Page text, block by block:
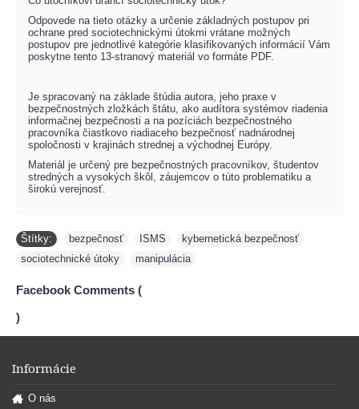
Odpovede na tieto otázky a určenie základných postupov pri
ochrane pred sociotechnickými útokmi vrátane možných
postupov pre jednotlivé kategórie klasifikovaných informácií Vám
poskytne tento 13-stranový materiál vo formáte PDF.
Je spracovaný na základe štúdia autora, jeho praxe v
bezpečnostných zložkách štátu, ako audítora systémov riadenia
informačnej bezpečnosti a na pozíciách bezpečnostného
pracovníka čiastkovo riadiaceho bezpečnosť nadnárodnej
spoločnosti v krajinách strednej a východnej Európy.
Materiál je určený pre bezpečnostných pracovníkov, študentov
stredných a vysokých škôl, záujemcov o túto problematiku a
širokú verejnosť.
Štítky: bezpečnosť ISMS kybernetická bezpečnosť
sociotechnické útoky
manipulácia
Facebook Comments (
)
Informácie
O nás